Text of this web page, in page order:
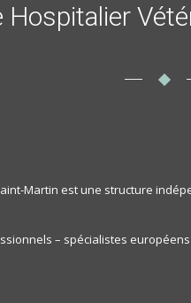
Hospitalier
Martin est une structure
– spécialistes